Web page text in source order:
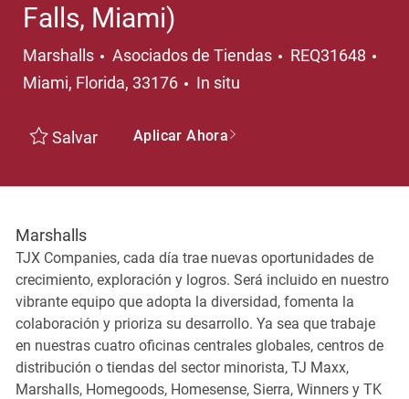
Falls, Miami)
Marshalls Categoría
Asociados de Tiendas REQ31648
Miami, Florida, 33176
In situ
Salvar Aplicar Ahora
Marshalls
TJX Companies, cada día trae nuevas oportunidades de
crecimiento, exploración y logros. Será incluido en nuestro
vibrante equipo que adopta la diversidad, fomenta la
colaboración y prioriza su desarrollo. Ya sea que trabaje
en nuestras cuatro oficinas centrales globales, centros de
distribución o tiendas del sector minorista, TJ Maxx,
Marshalls, Homegoods, Homesense, Sierra, Winners y TK